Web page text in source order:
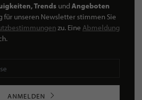
Trends undAngeboten
für unseren Newsletter stimmen Sie
zu. Eine Abmeldung
ANMELDEN